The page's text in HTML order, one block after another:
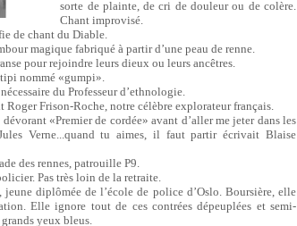
sorte de plainte, de cri de douleur ou de colère.
Chant improvisé.
de chant du Diable.
magique fabriqué à partir d’une peau de renne.
pour rejoindre leurs dieux ou leurs ancêtres.
nommé «gumpi».
du Professeur d’ethnologie.
Roger Frison-Roche, notre célèbre explorateur français.
«Premier de cordée» avant d’aller me jeter dans les
Verne...quand tu aimes, il faut partir écrivait Blaise
des rennes, patrouille P9.
Pas très loin de la retraite.
diplômée de l’école de police d’Oslo. Boursière, elle
Elle ignore tout de ces contrées dépeuplées et semi-
yeux bleus.